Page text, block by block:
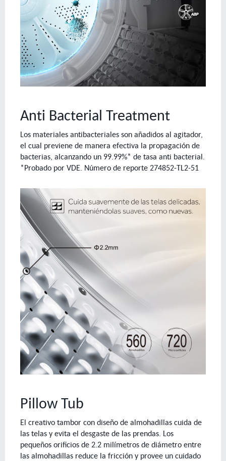
Anti Bacterial Treatment
Los materiales antibacteriales son añadidos al agitador,
el cual previene de manera efectiva la propagación de
bacterias, alcanzando un 99.99%* de tasa anti bacterial.
*Probado por VDE. Número de reporte 274852-TL2-51
Pillow Tub
El creativo tambor con diseño de almohadillas cuida de
las telas y evita el desgaste de las prendas. Los
pequeños orificios de 2.2 milímetros de diámetro entre
las almohadillas reduce la fricción y provee un cuidado